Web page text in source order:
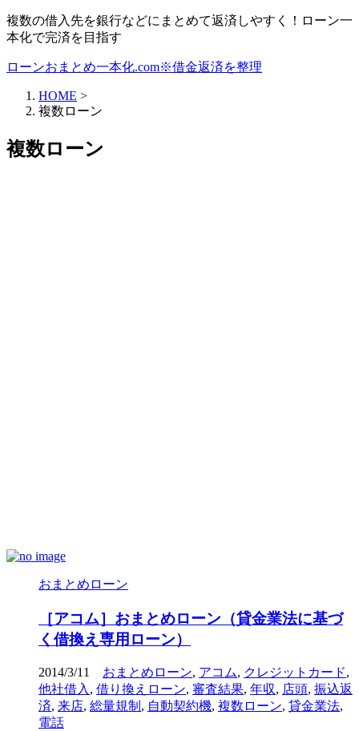
複数の借入先を銀行などにまとめて返済しやすく！ローン一
本化で完済を目指す
ローンおまとめ一本化.com※借金返済を整理
HOME >
複数ローン
複数ローン
おまとめローン
［アコム］おまとめローン（貸金業法に基づ
く借換え専用ローン）
2014/3/11 おまとめローン, アコム, クレジットカード,
他社借入 , 借り換えローン, 審査結果, 年収, 店頭, 振込返
済, 来店, 総量規制 , 自動契約機, 複数ローン, 貸金業法,
電話